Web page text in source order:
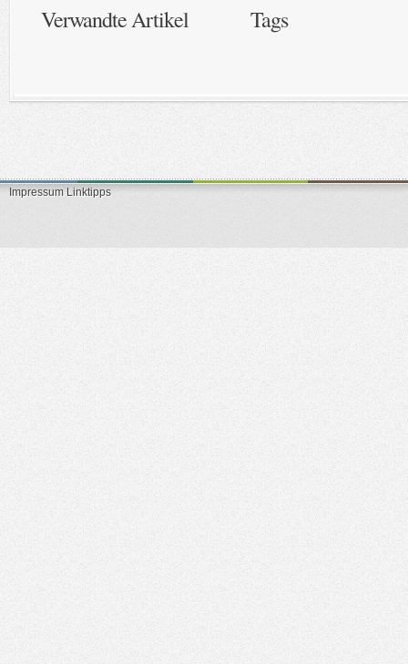
Verwandte Artikel Tags
Impressum Linktipps